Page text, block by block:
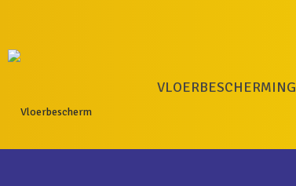
VLOERBESCHERMING